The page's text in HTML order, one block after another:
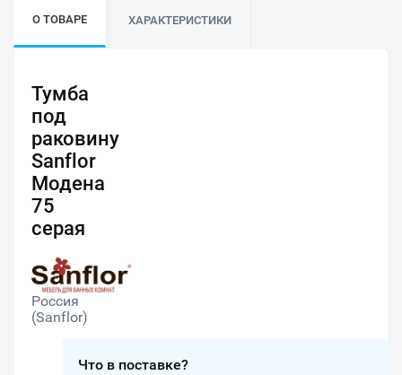
О ТОВАРЕ ХАРАКТЕРИСТИКИ
Тумба
под
раковину
Sanflor
Модена
75
серая
Россия
(Sanflor)
Что в поставке?